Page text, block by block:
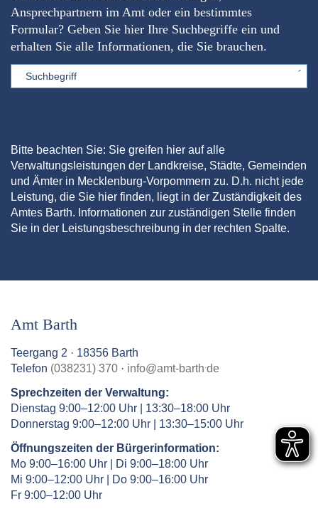
Ansprechpartnern im Amt oder ein bestimmtes
Formular? Geben Sie hier Ihre Suchbegriffe ein und
erhalten Sie alle Informationen, die Sie brauchen.
Sword
Bitte beachten Sie: Sie greifen hier auf alle
Verwaltungsleistungen der Landkreise, Städte, Gemeinden
und Ämter in Mecklenburg-Vorpommern zu. D.h. nicht jede
Leistung, die Sie hier finden, liegt in der Zuständigkeit des
Amtes Barth. Informationen zur zuständigen Stelle finden
Sie in der Leistungsbeschreibung in der rechten Spalte.
Amt Barth
Teergang 2 · 18356 Barth
Telefon (038231) 370 · info@amt-barth.de
Sprechzeiten der Verwaltung:
Dienstag 9:00–12:00 Uhr | 13:30–18:00 Uhr
Donnerstag 9:00–12:00 Uhr | 13:30–15:00 Uhr
Öffnungszeiten der Bürgerinformation:
Mo 9:00–16:00 Uhr | Di 9:00–18:00 Uhr
Mi 9:00–12:00 Uhr | Do 9:00–16:00 Uhr
Fr 9:00–12:00 Uhr